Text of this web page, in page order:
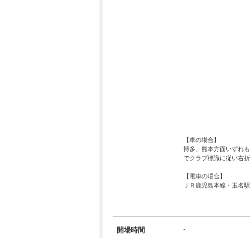
【車の場合】
博多、熊本方面いずれ
でクラブ標識に従い右
【電車の場合】
ＪＲ鹿児島本線・玉名
開場時間 -